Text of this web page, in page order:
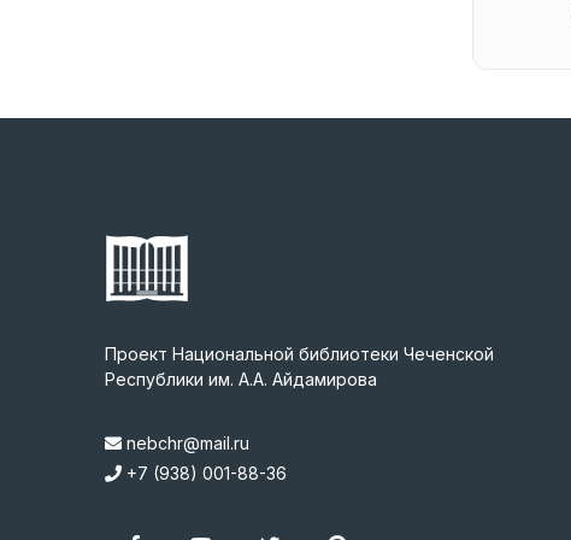
Проект Национальной библиотеки Чеченской
Республики им. А.А. Айдамирова
nebchr@mail.ru
+7 (938) 001-88-36